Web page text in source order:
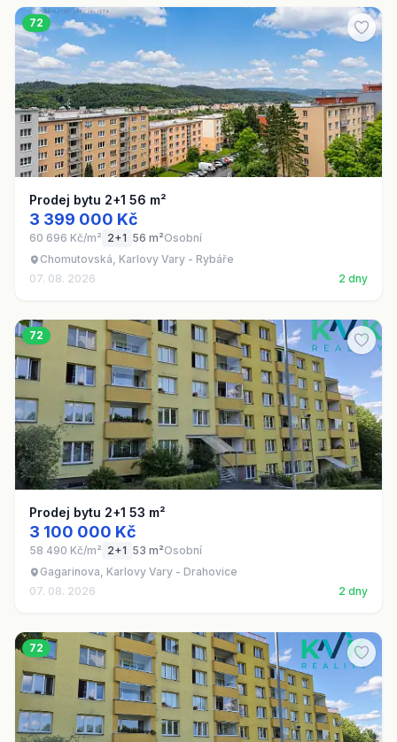
72
Prodej bytu 2+1 56 m²
3 399 000 Kč
60 696 Kč/m² 2+1 56 m²Osobní
Chomutovská, Karlovy Vary - Rybáře
07. 08. 2026
2 dny
72
Prodej bytu 2+1 53 m²
3 100 000 Kč
58 490 Kč/m² 2+1 53 m²Osobní
Gagarinova, Karlovy Vary - Drahovice
07. 08. 2026
2 dny
72